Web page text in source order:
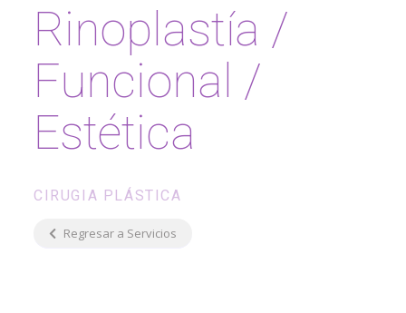
Rinoplastía /
Funcional /
Estética
CIRUGIA PLÁSTICA
Regresar a Servicios